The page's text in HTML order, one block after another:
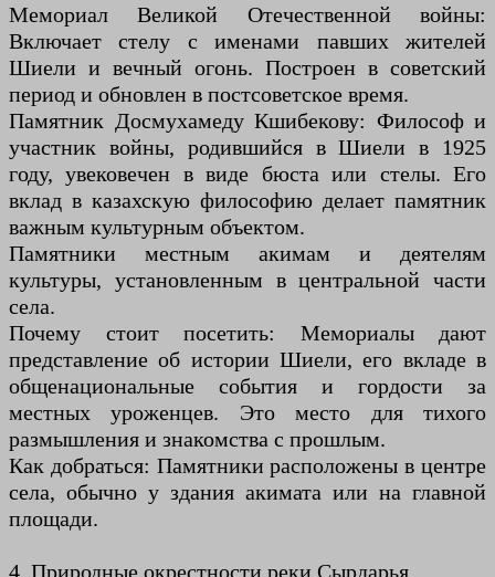
Мемориал Великой Отечественной войны:
Включает стелу с именами павших жителей
Шиели и вечный огонь. Построен в советский
период и обновлен в постсоветское время.
Памятник Досмухамеду Кшибекову: Философ и
участник войны, родившийся в Шиели в 1925
году, увековечен в виде бюста или стелы. Его
вклад в казахскую философию делает памятник
важным культурным объектом.
Памятники местным акимам и деятелям
культуры, установленным в центральной части
села.
Почему стоит посетить: Мемориалы дают
представление об истории Шиели, его вкладе в
общенациональные события и гордости за
местных уроженцев. Это место для тихого
размышления и знакомства с прошлым.
Как добраться: Памятники расположены в центре
села, обычно у здания акимата или на главной
площади.
4. Природные окрестности реки Сырдарья